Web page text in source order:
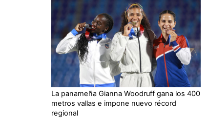
La panameña Gianna Woodruff gana los 400
metros vallas e impone nuevo récord
regional